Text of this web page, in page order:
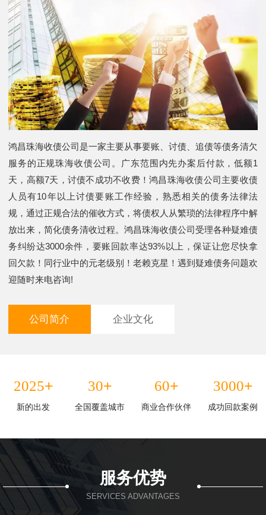
鸿昌珠海收债公司是一家主要从事要账、讨债、追债等债务清欠
服务的正规珠海收债公司。广东范围内先办案后付款，低额1
天，高额7天，讨债不成功不收费！鸿昌珠海收债公司主要收债
人员有10年以上讨债要账工作经验，熟悉相关的债务法律法
规，通过正规合法的催收方式，将债权人从繁琐的法律程序中解
放出来，简化债务清收过程。鸿昌珠海收债公司受理各种疑难债
务纠纷达3000余件，要账回款率达93%以上，保证让您尽快拿
回欠款！同行业中的元老级别！老赖克星！遇到疑难债务问题欢
迎随时来电咨询!
公司简介 企业文化
2025+
新的出发
30+
全国覆盖城市
60+
商业合作伙伴
3000+
成功回款案例
服务优势
SERVICES ADVANTAGES